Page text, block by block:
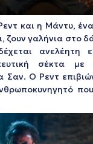
και η Μάντυ,
ζουν γαλήνια στο
ανελέητη
σέκτα με
Σαν. Ο Ρεντ